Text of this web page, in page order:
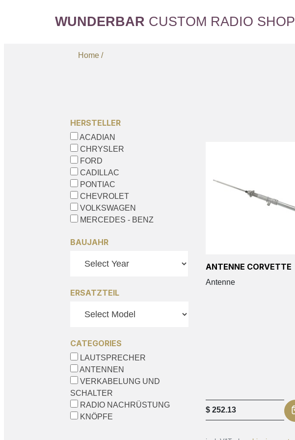
WUNDERBAR CUSTOM RADIO SHOP
Home /
HERSTELLER
ACADIAN
CHRYSLER
FORD
CADILLAC
PONTIAC
CHEVROLET
VOLKSWAGEN
MERCEDES - BENZ
BAUJAHR
ERSATZTEIL
CATEGORIES
LAUTSPRECHER
ANTENNEN
VERKABELUNG UND
SCHALTER
RADIO NACHRÜSTUNG
KNÖPFE
ANTENNE CORVETTE
Antenne
$ 252.13